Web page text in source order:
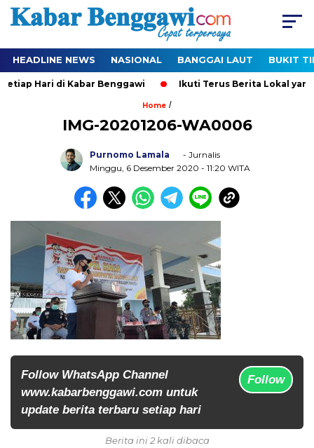
HEADLINE NEWS NASIONAL BANGGAI LAUT BUKIT
Hari di Kabar Benggawi Ikuti Terus Berita Lokal yang
Home /
IMG-20201206-WA0006
Purnomo Lamala
- Jurnalis
Minggu, 6 Desember 2020 - 11:20 WITA
Follow WhatsApp Channel
www.kabarbenggawi.com untuk
update berita terbaru setiap hari
Follow
Berita ini 2 kali dibaca